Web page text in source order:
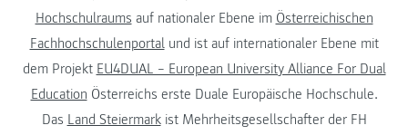
Hochschulraums auf nationaler Ebene im Österreichischen
Fachhochschulenportalund ist auf internationaler Ebene mit
dem Projekt EU4DUAL – European University Alliance For Dual
Education Österreichs erste Duale Europäische Hochschule.
Das Land Steiermarkist Mehrheitsgesellschafter der FH